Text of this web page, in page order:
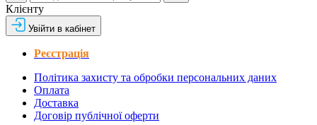
Клієнту
Увійти в кабінет
Реєстрація
Політика захисту та обробки персональних даних
Оплата
Доставка
Договір публічної оферти